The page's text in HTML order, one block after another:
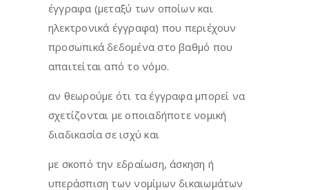
έγγραφα (μεταξύ των οποίων και
ηλεκτρονικά έγγραφα) που περιέχουν
προσωπικά δεδομένα στο βαθμό που
απαιτείται από το νόμο.
αν θεωρούμε ότι τα έγγραφα μπορεί να
σχετίζονται με οποιαδήποτε νομική
διαδικασία σε ισχύ και
με σκοπό την εδραίωση, άσκηση ή
υπεράσπιση των νομίμων δικαιωμάτων